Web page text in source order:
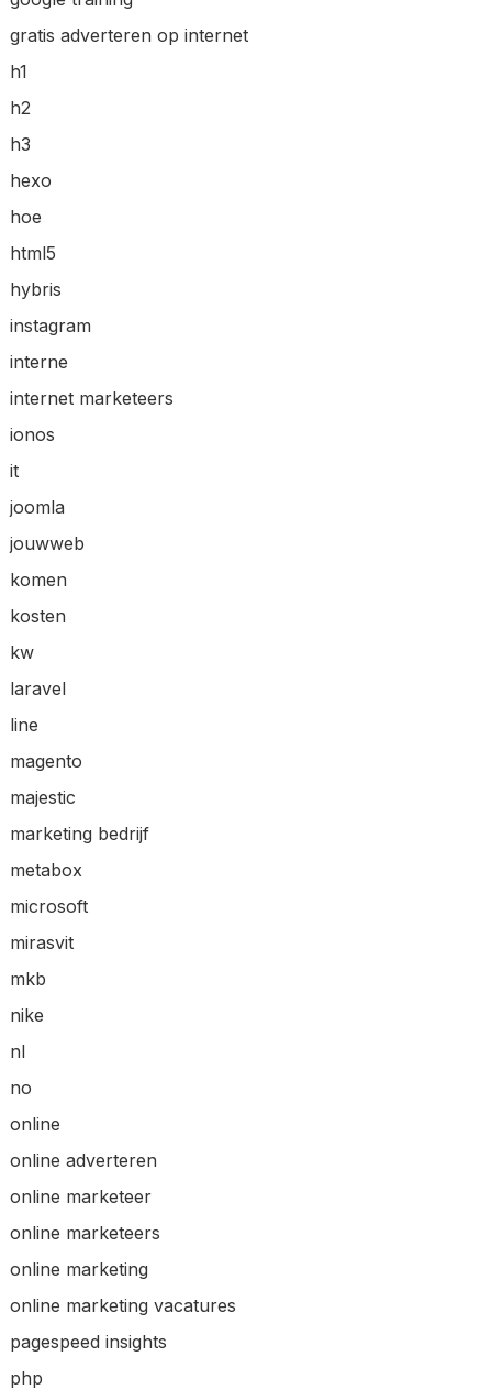
gratis adverteren op internet
h1
h2
h3
hexo
hoe
html5
hybris
instagram
interne
internet marketeers
ionos
it
joomla
jouwweb
komen
kosten
kw
laravel
line
magento
majestic
marketing bedrijf
metabox
microsoft
mirasvit
mkb
nike
nl
no
online
online adverteren
online marketeer
online marketeers
online marketing
online marketing vacatures
pagespeed insights
php